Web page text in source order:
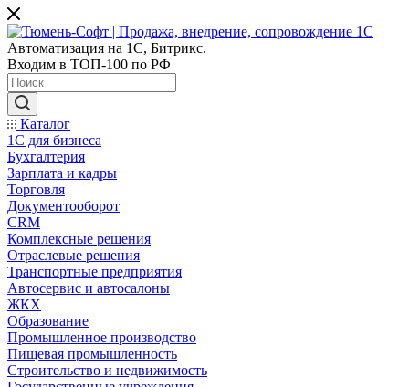
Автоматизация на 1С, Битрикс.
Входим в ТОП-100 по РФ
Каталог
1С для бизнеса
Бухгалтерия
Зарплата и кадры
Торговля
Документооборот
CRM
Комплексные решения
Отраслевые решения
Транспортные предприятия
Автосервис и автосалоны
ЖКХ
Образование
Промышленное производство
Пищевая промышленность
Строительство и недвижимость